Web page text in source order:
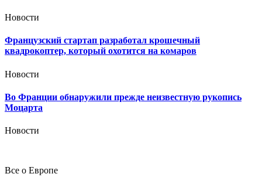
Новости
Французский стартап разработал крошечный
квадрокоптер, который охотится на комаров
Новости
Во Франции обнаружили прежде неизвестную рукопись
Моцарта
Новости
Все о Европе